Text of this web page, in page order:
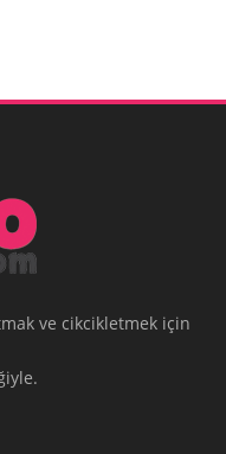
ve cikcikletmek için